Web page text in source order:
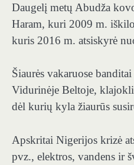
Daugelį metų Abudža
Haram, kuri 2009 m.
kuris 2016 m. atsiskyrė
Šiaurės vakaruose
Vidurinėje Beltoje,
dėl kurių kyla žiaurūs
Apskritai Nigerijos krizė
pvz., elektros, vandens ir